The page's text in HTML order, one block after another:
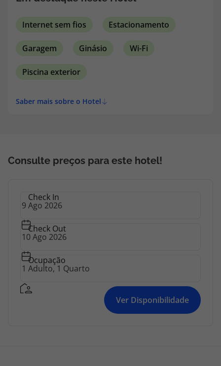
Internet sem fios Estacionamento
Garagem Ginásio Wi-Fi
Piscina exterior
Saber mais sobre o Hotel
Consulte preços para este hotel!
Check In
Check Out
Ocupação
Ver Disponibilidade